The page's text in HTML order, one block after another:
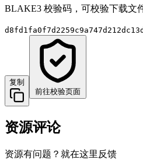
BLAKE3 校验码，可校验下载文
复制
前往校验页面
资源评论
资源有问题？就在这里反馈